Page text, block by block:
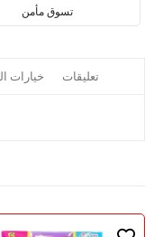
تسوق مأمن
خيارات تعليقات